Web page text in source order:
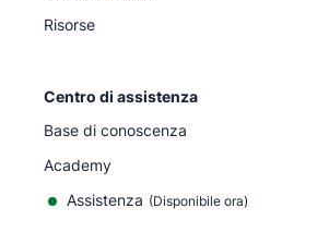
Risorse
Centro di assistenza
Base di conoscenza
Academy
Assistenza (Disponibile ora)